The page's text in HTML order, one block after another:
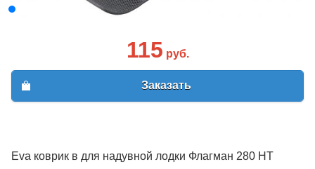
115 руб.
Заказать
Eva коврик в для надувной лодки Флагман 280 HT